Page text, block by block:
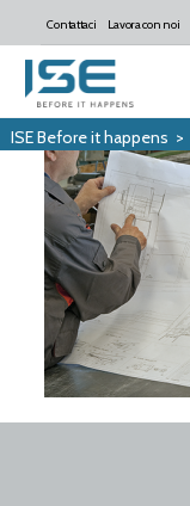
Contattaci Lavora con noi
ISE Before it happens >